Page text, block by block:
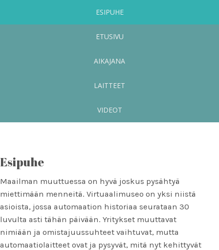
ESIPUHE
ETUSIVU
AIKAJANA
LAITTEET
VIDEOT
Esipuhe
Maailman muuttuessa on hyvä joskus pysähtyä
miettimään menneitä. Virtuaalimuseo on yksi niistä
asioista, jossa automaation historiaa seurataan 30
luvulta asti tähän päivään. Yritykset muuttavat
nimiään ja omistajuussuhteet vaihtuvat, mutta
automaatiolaitteet ovat ja pysyvät, mitä nyt kehittyvät